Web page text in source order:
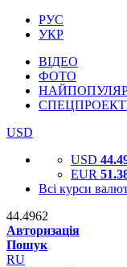
РУС
УКР
ВІДЕО
ФОТО
USD
USD
EUR
Всі курси
44.4962
Авторизація
Пошук
RU